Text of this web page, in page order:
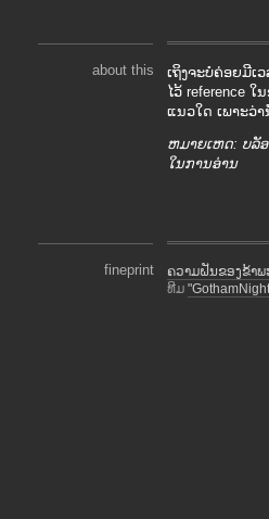
about this
ເຖິງຈະບໍ່ຄ່ອຍມີເ
ໄວ້ reference
ແນວໃດ ເພາະວ່
ຫມາຍເຫດ: ບລັ
ໃນການອ່ານ
fineprint ຄວາມຝັນຂອງຂ້າພ
ທີມ